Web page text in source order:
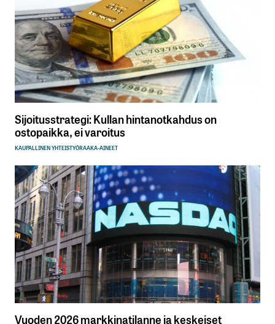
Sijoitusstrategi: Kullan hintanotkahdus on
ostopaikka, ei varoitus
KAUPALLINEN YHTEISTYÖRAAKA-AINEET
Vuoden 2026 markkinatilanne ja keskeiset